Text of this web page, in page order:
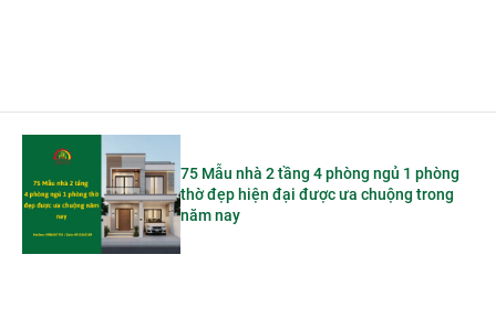
75 Mẫu nhà 2 tầng 4 phòng ngủ 1 phòng
thờ đẹp hiện đại được ưa chuộng trong
năm nay